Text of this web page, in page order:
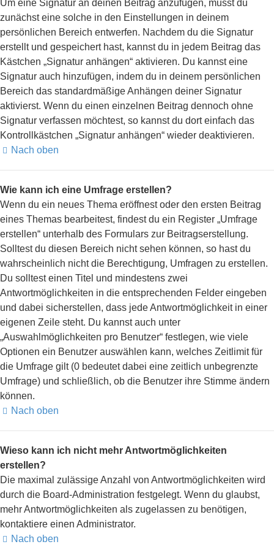
Um eine Signatur an deinen Beitrag anzufügen, musst du
zunächst eine solche in den Einstellungen in deinem
persönlichen Bereich entwerfen. Nachdem du die Signatur
erstellt und gespeichert hast, kannst du in jedem Beitrag das
Kästchen „Signatur anhängen“ aktivieren. Du kannst eine
Signatur auch hinzufügen, indem du in deinem persönlichen
Bereich das standardmäßige Anhängen deiner Signatur
aktivierst. Wenn du einen einzelnen Beitrag dennoch ohne
Signatur verfassen möchtest, so kannst du dort einfach das
Kontrollkästchen „Signatur anhängen“ wieder deaktivieren.
Nach oben
Wie kann ich eine Umfrage erstellen?
Wenn du ein neues Thema eröffnest oder den ersten Beitrag
eines Themas bearbeitest, findest du ein Register „Umfrage
erstellen“ unterhalb des Formulars zur Beitragserstellung.
Solltest du diesen Bereich nicht sehen können, so hast du
wahrscheinlich nicht die Berechtigung, Umfragen zu erstellen.
Du solltest einen Titel und mindestens zwei
Antwortmöglichkeiten in die entsprechenden Felder eingeben
und dabei sicherstellen, dass jede Antwortmöglichkeit in einer
eigenen Zeile steht. Du kannst auch unter
„Auswahlmöglichkeiten pro Benutzer“ festlegen, wie viele
Optionen ein Benutzer auswählen kann, welches Zeitlimit für
die Umfrage gilt (0 bedeutet dabei eine zeitlich unbegrenzte
Umfrage) und schließlich, ob die Benutzer ihre Stimme ändern
können.
Nach oben
Wieso kann ich nicht mehr Antwortmöglichkeiten
erstellen?
Die maximal zulässige Anzahl von Antwortmöglichkeiten wird
durch die Board-Administration festgelegt. Wenn du glaubst,
mehr Antwortmöglichkeiten als zugelassen zu benötigen,
kontaktiere einen Administrator.
Nach oben